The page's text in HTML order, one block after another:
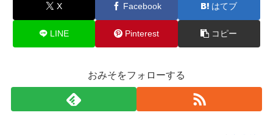
X Facebook はてブ
LINE Pinterest コピー
おみそをフォローする